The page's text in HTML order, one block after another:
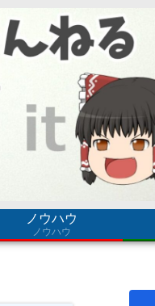
ノウハウ
ノウハウ